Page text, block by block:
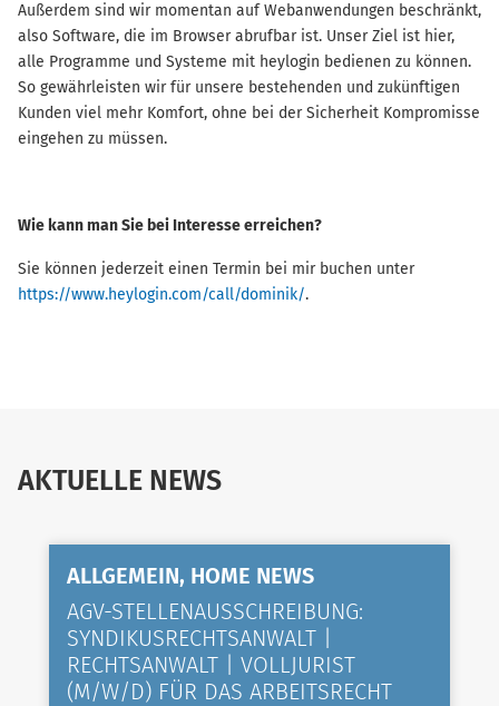
Außerdem sind wir momentan auf Webanwendungen beschränkt,
also Software, die im Browser abrufbar ist. Unser Ziel ist hier,
alle Programme und Systeme mit heylogin bedienen zu können.
So gewährleisten wir für unsere bestehenden und zukünftigen
Kunden viel mehr Komfort, ohne bei der Sicherheit Kompromisse
eingehen zu müssen.
Wie kann man Sie bei Interesse erreichen?
Sie können jederzeit einen Termin bei mir buchen unter
https://www.heylogin.com/call/dominik/.
AKTUELLE NEWS
ALLGEMEIN, HOME NEWS
AGV-STELLENAUSSCHREIBUNG:
SYNDIKUSRECHTSANWALT |
RECHTSANWALT | VOLLJURIST
(M/W/D) FÜR DAS ARBEITSRECHT